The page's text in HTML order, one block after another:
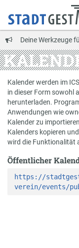
Deine Werkzeuge
Kalender werden im
in dieser Form sowohl
herunterladen.
Anwendungen wie
Kalender zu
Kalenders kopieren
wird die Funktionalität
Öffentlicher
https://
verein/events/